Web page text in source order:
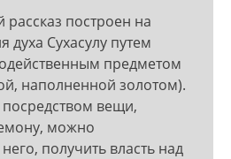
построен на
духа Сухасулу путем
предметом
наполненной золотом).
вещи,
можно
получить власть над